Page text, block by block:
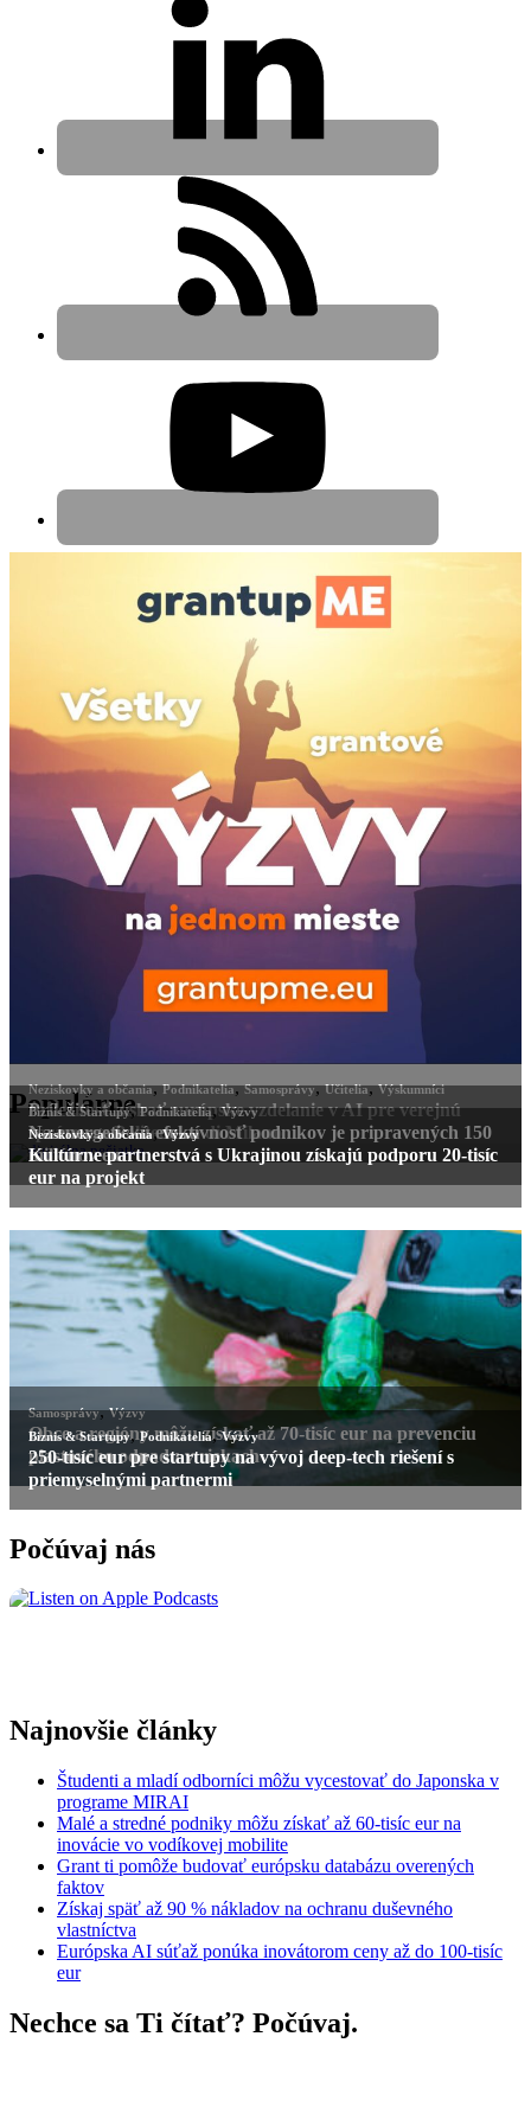
Populárne
Počúvaj nás
Najnovšie články
Študenti a mladí odborníci môžu vycestovať do Japonska v
programe MIRAI
Malé a stredné podniky môžu získať až 60-tisíc eur na
inovácie vo vodíkovej mobilite
Grant ti pomôže budovať európsku databázu overených
faktov
Získaj späť až 90 % nákladov na ochranu duševného
vlastníctva
Európska AI súťaž ponúka inovátorom ceny až do 100-tisíc
eur
Nechce sa Ti čítať? Počúvaj.